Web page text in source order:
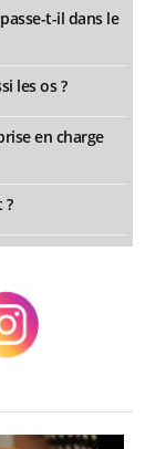
t-il dans le
les os ?
en charge
?